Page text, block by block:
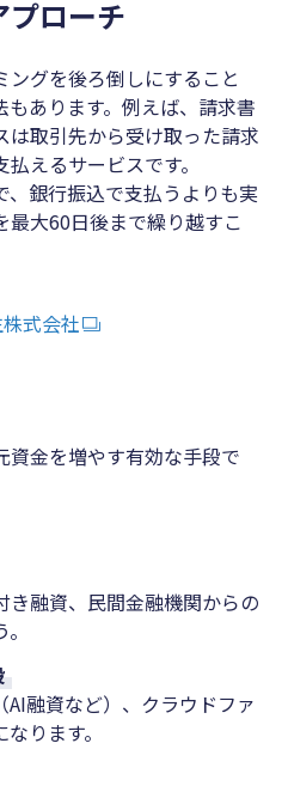
プローチ
グを後ろ倒しにすること
あります。例えば、請求書
は取引先から受け取った請求
えるサービスです。
、銀行振込で支払うよりも実
大60日後まで繰り越すこ
式会社
金を増やす有効な手段で
き融資、民間金融機関からの
融資など）、クラウドファ
ります。